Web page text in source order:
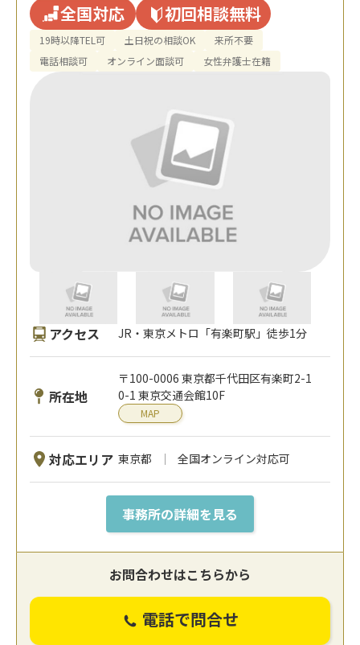
全国対応 初回相談無料
19時以降TEL可 土日祝の相談OK
来所不要
電話相談可
オンライン面談可 女性弁護士在籍
アクセス JR・東京メトロ「有楽町駅」徒歩1分
所在地
〒100-0006 東京都千代田区有楽町2-1
0-1 東京交通会館10F
MAP
対応エリア 東京都 全国オンライン対応可
事務所の詳細を見る
お問合わせはこちらから
電話で問合せ